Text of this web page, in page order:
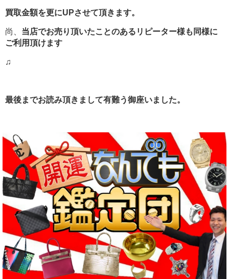
買取金額を更にUPさせて頂きます。
尚、 当店でお売り頂いたことのあるリピーター様も同様に
ご利用頂けます
♫
最後までお読み頂きまして有難う御座いました。